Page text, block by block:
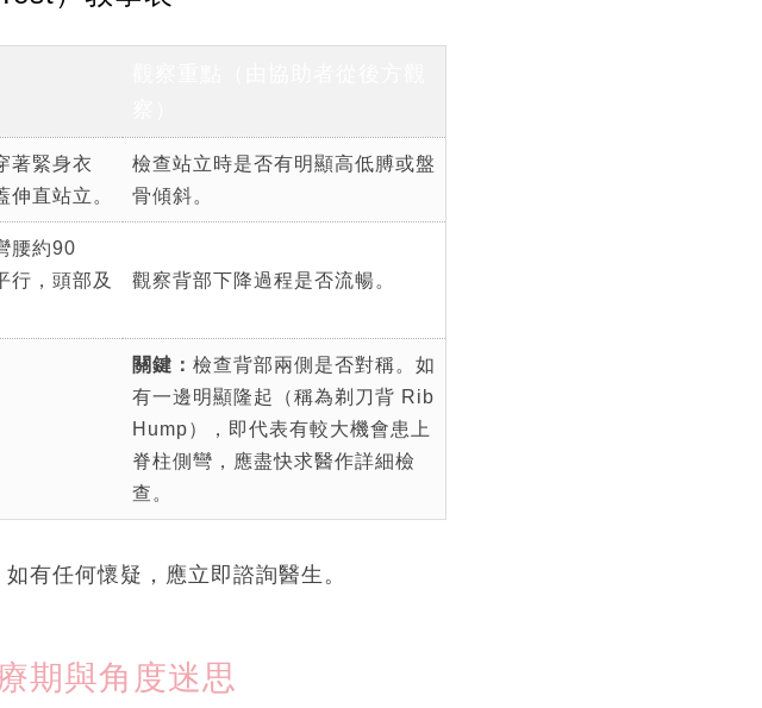
著緊身衣
直站立。
檢查站立時是否有明顯高低膊或盤
骨傾斜。
腰約90
行，頭部及
觀察背部下降過程是否流暢。
關鍵： 檢查背部兩側是否對稱。如
有一邊明顯隆起（稱為剃刀背 Rib
Hump），即代表有較大機會患上
脊柱側彎，應盡快求醫作詳細檢
查。
有任何懷疑，應立即諮詢醫生。
期與角度迷思